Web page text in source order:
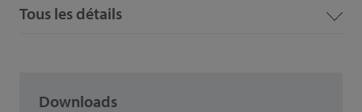
Downloads
Tous les détails